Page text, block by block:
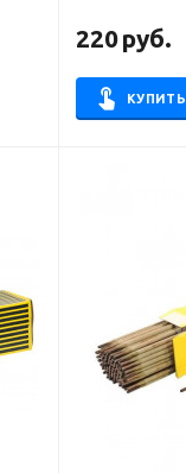
220руб.
КУПИТЬ